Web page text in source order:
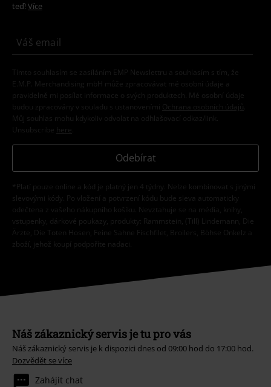
teď! Více
Tímto souhlasím se zasíláním EMP Newslettru a souhlasím s tím, že
E.M.P. Merchandising mbH může zpracovávat mé osobní údaje a
pravidelně mi posílat informace o svých produktech. Mé osobní údaje
budou zpracovány v souladu s ustanoveními
Ochrana osobních údajů
Můj souhlas mohu kdykoliv odvolat na odhlašovací odkaz/link.
Unsubscribe here
Odebírat
*Platí pouze online a kód je platný jen 4 týdny. Nelze kombinovat s jinými
slevovými kódy. Po vložení a potvrzení kódu bude sleva automaticky
odečtena z vašeho nákupního košíku. Nevztahuje se na média, knihy,
vstupenky, dárkové poukazy, produkty: Rammstein, (Till) Lindemann, Die
Ärzte, Die Toten Hosen, Feine Sahne Fischfilet, Broilers, Böhse Onkelz a
zboží, jehož koupí podpoříte nadaci.
Náš zákaznický servis je tu pro vás
Náš zákaznický servis je k dispozici dnes od 09:00 hod do 17:00 hod.
Dozvědět se více
Zahájit chat